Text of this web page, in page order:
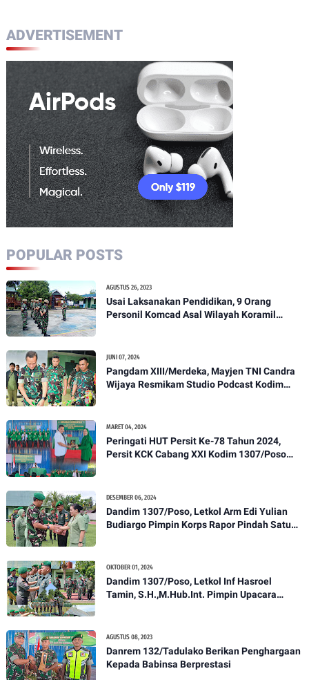
ADVERTISEMENT
POPULAR POSTS
AGUSTUS 26, 2023
Usai Laksanakan Pendidikan, 9 Orang
Personil Komcad Asal Wilayah Koramil
JUNI 07, 2024
Pangdam XIII/Merdeka, Mayjen TNI Candra
Wijaya Resmikam Studio Podcast Kodim
MARET 04, 2024
Peringati HUT Persit Ke-78 Tahun 2024,
Persit KCK Cabang XXI Kodim 1307/Poso
DESEMBER 06, 2024
Dandim 1307/Poso, Letkol Arm Edi Yulian
Budiargo Pimpin Korps Rapor Pindah Satuan
OKTOBER 01, 2024
Dandim 1307/Poso, Letkol Inf Hasroel
Tamin, S.H.,M.Hub.Int. Pimpin Upacara
AGUSTUS 08, 2023
Danrem 132/Tadulako Berikan Penghargaan
Kepada Babinsa Berprestasi